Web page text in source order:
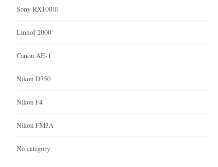
Sony RX100Ⅲ
Linhof 2000
Canon AE-1
Nikon D750
Nikon F4
Nikon FM3A
No category